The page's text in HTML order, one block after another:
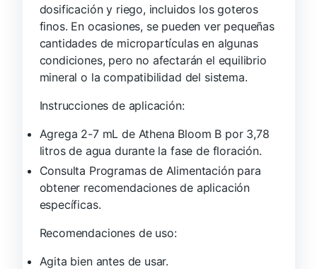
dosificación y riego, incluidos los goteros
finos. En ocasiones, se pueden ver pequeñas
cantidades de micropartículas en algunas
condiciones, pero no afectarán el equilibrio
mineral o la compatibilidad del sistema.
Instrucciones de aplicación:
Agrega 2-7 mL de Athena Bloom B por 3,78
litros de agua durante la fase de floración.
Consulta Programas de Alimentación para
obtener recomendaciones de aplicación
específicas.
Recomendaciones de uso:
Agita bien antes de usar.